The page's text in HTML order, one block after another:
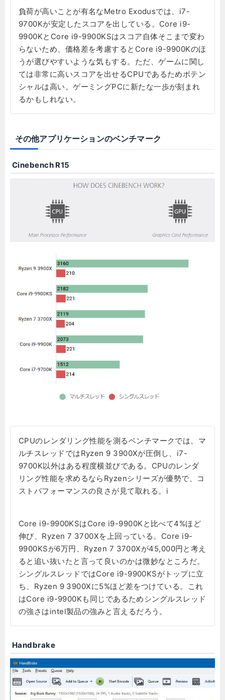
負荷が高いことが有名なMetro Exodusでは、i7-
9700Kが安定したスコアを出している。Core i9-
9900KとCore i9-9900KSはスコア自体そこまで変わ
らないため、価格差を考慮するとCore i9-9900Kのほ
うが選びやすいような気もする。ただ、ゲームに関し
ては非常に高いスコアを出せるCPUであるためポテン
シャルは高い。ゲーミングPCに新たな一歩が刻まれ
るかもしれない。
その他アプリケーションのベンチマーク
Cinebench R15
CPUのレンダリング性能を測るベンチマークでは、マ
ルチスレッドではRyzen 9 3900Xが圧倒し、i7-
9700K以外はある程度横並びである。CPUのレンダ
リング性能を求めるならRyzenシリーズが優勢で、コ
ストパフォーマンスの良さが見て取れる。i
Core i9-9900KSはCore i9-9900Kと比べて4%ほど
伸び、Ryzen 7 3700Xを上回っている。Core i9-
9900KSが6万円、Ryzen 7 3700Xが45,000円と考え
ると追い抜いたと言って良いのかは微妙なところだ。
シングルスレッドではCore i9-9900KSがトップに立
ち、Ryzen 9 3900Xに5%ほど差をつけている。これ
はCore i9-9900Kも同じであるためシングルスレッド
の強さはintel製品の強みと言えるだろう。
Handbrake